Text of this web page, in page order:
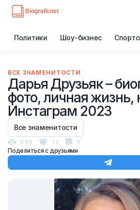
Политики Шоу-бизнес
ВСЕ ЗНАМЕНИТОСТИ
Дарья Друзьяк –
фото, личная жизнь,
Инстаграм 2023
Все знаменитости
594 12 0
Поделиться с друзьями